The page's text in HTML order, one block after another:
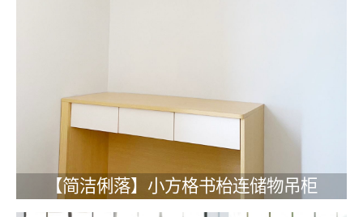
【简洁俐落】小方格书枱连储物吊柜